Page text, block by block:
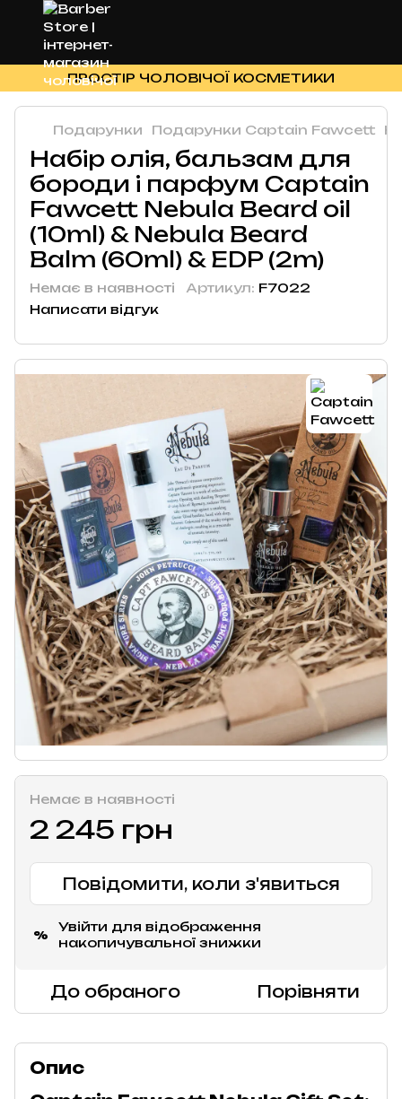
ПРОСТІР ЧОЛОВІЧОЇ КОСМЕТИКИ
Подарунки Подарунки Captain Fawcett
Набір олія, бальзам для
бороди і парфум Captain
Fawcett Nebula Beard oil
(10ml) & Nebula Beard
Balm (60ml) & EDP (2m)
Немає в наявності Артикул: F7022
Написати відгук
Немає в наявності
2 245 грн
Повідомити, коли з'явиться
%
Увійти для відображення
накопичувальної знижки
До обраного Порівняти
Опис